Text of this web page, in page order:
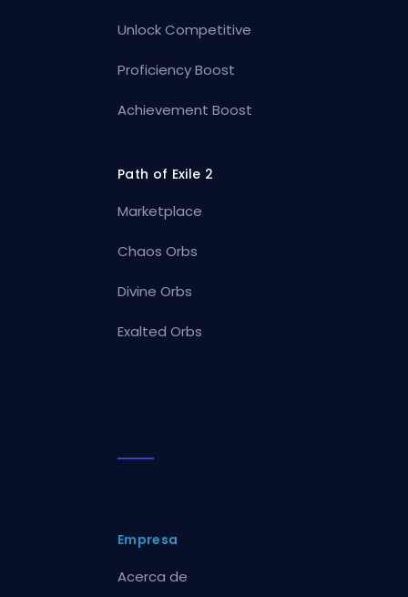
Unlock Competitive
Proficiency Boost
Achievement Boost
Path of Exile 2
Marketplace
Chaos Orbs
Divine Orbs
Exalted Orbs
Empresa
Acerca de